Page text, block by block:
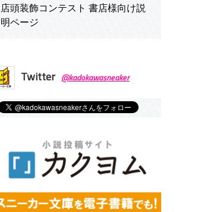
店頭装飾コンテスト 書店様向け説
明ページ
Twitter @kadokawasneaker